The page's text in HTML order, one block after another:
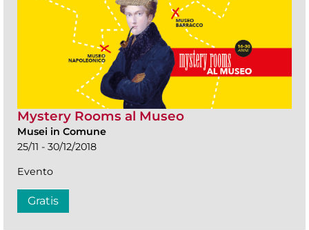
Mystery Rooms al Museo
Musei in Comune
25/11 - 30/12/2018
Evento
Gratis